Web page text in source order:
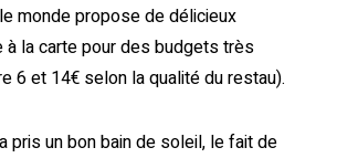
monde propose de délicieux
à la carte pour des budgets très
6 et 14€ selon la qualité du restau).
pris un bon bain de soleil, le fait de